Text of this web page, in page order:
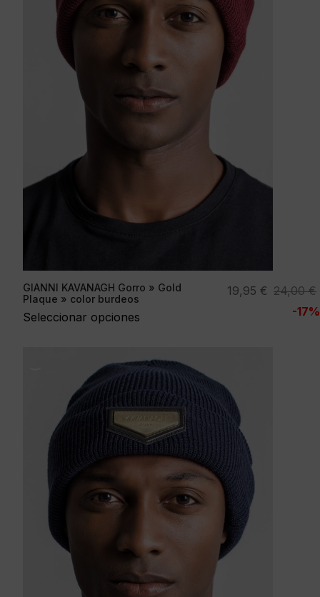
GIANNI KAVANAGH Gorro » Gold
Plaque » color burdeos
Seleccionar opciones
24,00€
El
19,95 €
El
-17%